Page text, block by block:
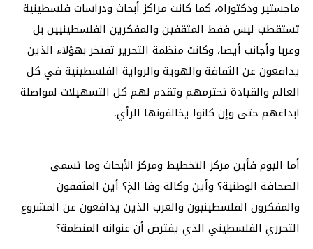
ماجستير ودكتوراه، كما كانت مراكز أبحاث ودراسات فلسطينية
تستقطب ليس فقط المثقفين والمفكرين الفلسطينيين بل
وعربا وأجانب أيضا، وكانت منظمة التحرير تفتخر بهؤلاء الذين
يدافعون عن الثقافة والهوية والرواية الفلسطينية في كل
العالم والقيادة تحترمهم وتقدم لهم كل التسهيلات لمواصلة
ابداعهم حتى وإن كانوا يخالفونها الرأي.
أما اليوم فأين مركز التخطيط ومركز الأبحاث وما تسمى
الصحافة الوطنية؟ وأين وكالة وفا الخ؟ أين المثقفون
والمفكرون الفلسطينيون والعرب الذين يدافعون عن المشروع
التحرري الفلسطيني الذي يفترض أن عنوانه المنظمة؟